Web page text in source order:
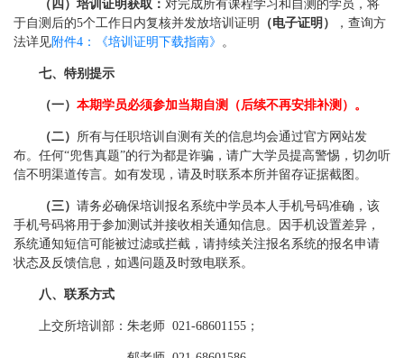
（四）培训证明获取： 对完成所有课程学习和自测的学员，将
于自测后的5个工作日内复核并发放培训证明
（电子证明）
，查询方
法详见附件4：《培训证明下载指南》 。
七、特别提示
（一） 本期学员必须参加当期自测（后续不再安排补测）。
（二） 所有与任职培训自测有关的信息均会通过官方网站发
布。任何“兜售真题”的行为都是诈骗，请广大学员提高警惕，切勿听
信不明渠道传言。如有发现，请及时联系本所并留存证据截图。
（三） 请务必确保培训报名系统中学员本人手机号码准确，该
手机号码将用于参加测试并接收相关通知信息。因手机设置差异，
系统通知短信可能被过滤或拦截，请持续关注报名系统的报名申请
状态及反馈信息，如遇问题及时致电联系。
八、联系方式
上交所培训部：朱老师 021-68601155；